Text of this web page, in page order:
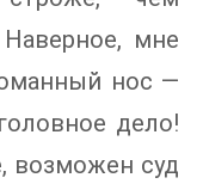
мне
нос —
дело!
возможен суд